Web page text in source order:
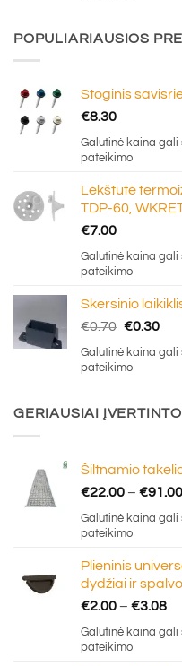
POPULIARIAUSIOS
Stoginis
€8.30
Galutinė kaina gali
pateikimo
Lėkštutė
TDP-60,
€7.00
Galutinė kaina gali
pateikimo
Skersinio
€0.70 Original
price
was:
€0.30
is:
Galutinė kaina gali
pateikimo
GERIAUSIAI
Šiltnamio
€22.00 – €91.00
Galutinė kaina gali
pateikimo
Plieninis
dydžiai ir
€2.00 – €3.08
Galutinė kaina gali
pateikimo